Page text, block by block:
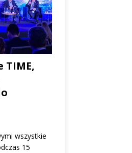
TIME,
wszystkie
15